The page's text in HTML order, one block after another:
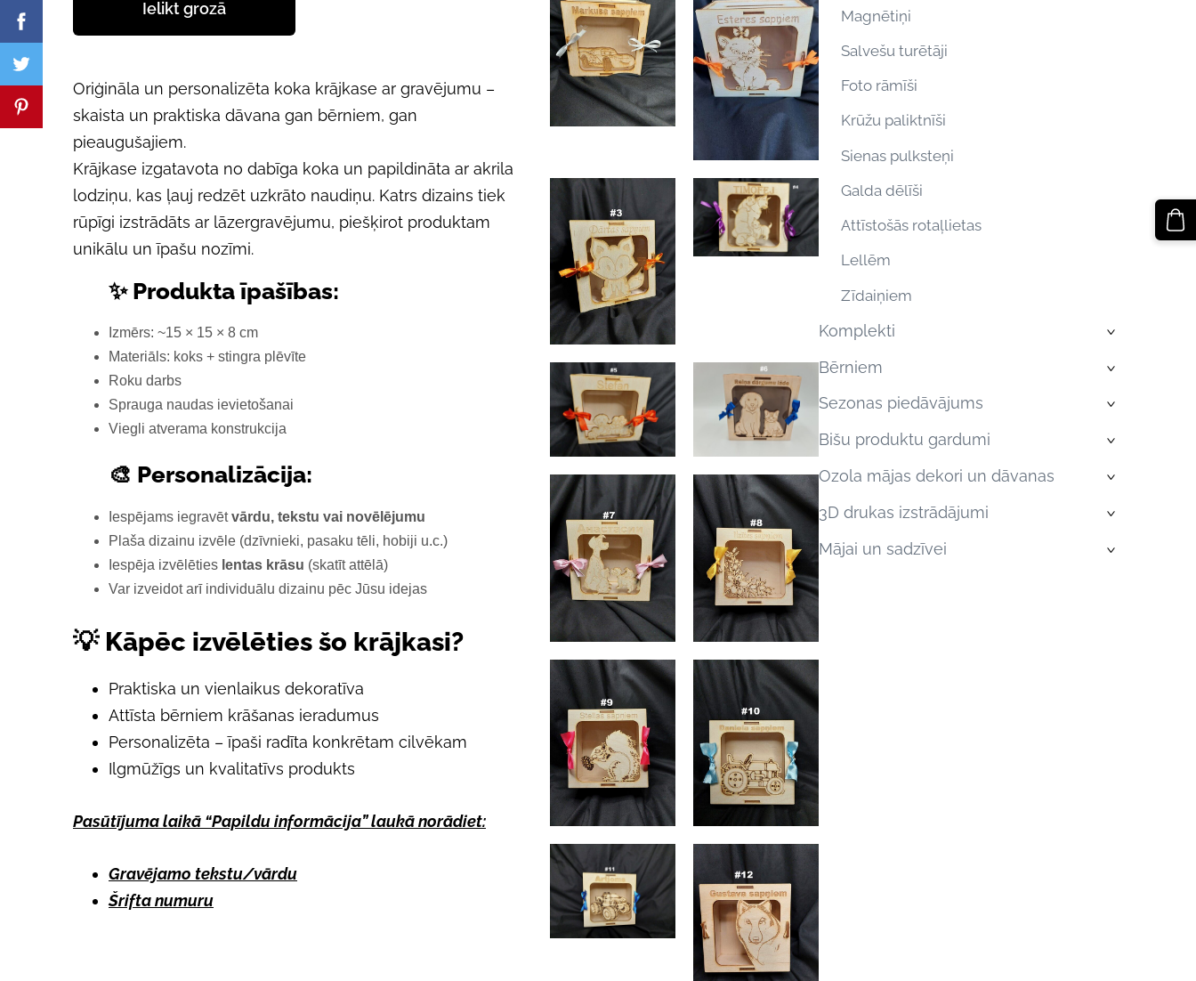
Magnētiņi
Salvešu turētāji
Foto rāmīši
Krūžu paliktnīši
Sienas pulksteņi
Galda dēlīši
Attīstošās rotaļlietas
Lellēm
Zīdaiņiem
Komplekti ›
Bērniem ›
Sezonas piedāvājums ›
Bišu produktu gardumi ›
Ozola mājas dekori un dāvanas ›
3D drukas izstrādājumi ›
Mājai un sadzīvei ›
Ielikt grozā
Oriģināla un personalizēta koka krājkase ar gravējumu –
skaista un praktiska dāvana gan bērniem, gan
pieaugušajiem.
Krājkase izgatavota no dabīga koka un papildināta ar akrila
lodziņu, kas ļauj redzēt uzkrāto naudiņu. Katrs dizains tiek
rūpīgi izstrādāts ar lāzergravējumu, piešķirot produktam
unikālu un īpašu nozīmi.
✨ Produkta īpašības:
Izmērs: ~15 × 15 × 8 cm
Materiāls: koks + stingra plēvīte
Roku darbs
Sprauga naudas ievietošanai
Viegli atverama konstrukcija
🎨 Personalizācija:
Iespējams iegravētvārdu, tekstu vai novēlējumu
Plaša dizainu izvēle (dzīvnieki, pasaku tēli, hobiji u.c.)
Iespēja izvēlēties lentas krāsu (skatīt attēlā)
Var izveidot arī individuālu dizainu pēc Jūsu idejas
💡 Kāpēc izvēlēties šo krājkasi?
Praktiska un vienlaikus dekoratīva
Attīsta bērniem krāšanas ieradumus
Personalizēta – īpaši radīta konkrētam cilvēkam
Ilgmūžīgs un kvalitatīvs produkts
Pasūtījuma laikā “Papildu informācija” laukā norādiet:
Gravējamo tekstu/vārdu
Šrifta numuru